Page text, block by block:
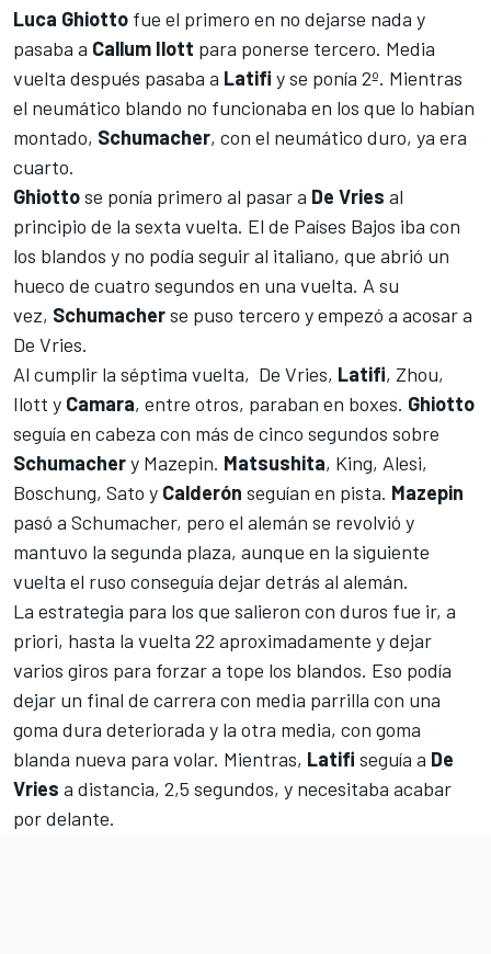
Luca Ghiotto fue el primero en no dejarse nada y
pasaba a Callum Ilott para ponerse tercero. Media
vuelta después pasaba a Latifi y se ponía 2º. Mientras
el neumático blando no funcionaba en los que lo habían
montado, Schumacher, con el neumático duro, ya era
cuarto.
Ghiottose ponía primero al pasar a De Vries al
principio de la sexta vuelta. El de Países Bajos iba con
los blandos y no podía seguir al italiano, que abrió un
hueco de cuatro segundos en una vuelta. A su
vez, Schumacherse puso tercero y empezó a acosar a
De Vries.
Al cumplir la séptima vuelta, De Vries, Latifi, Zhou,
Ilott y Camara, entre otros, paraban en boxes. Ghiotto
seguía en cabeza con más de cinco segundos sobre
Schumachery Mazepin. Matsushita, King, Alesi,
Boschung, Sato y Calderón seguían en pista. Mazepin
pasó a Schumacher, pero el alemán se revolvió y
mantuvo la segunda plaza, aunque en la siguiente
vuelta el ruso conseguía dejar detrás al alemán.
La estrategia para los que salieron con duros fue ir, a
priori, hasta la vuelta 22 aproximadamente y dejar
varios giros para forzar a tope los blandos. Eso podía
dejar un final de carrera con media parrilla con una
goma dura deteriorada y la otra media, con goma
blanda nueva para volar. Mientras, Latifi seguía a De
Vries a distancia, 2,5 segundos, y necesitaba acabar
por delante.